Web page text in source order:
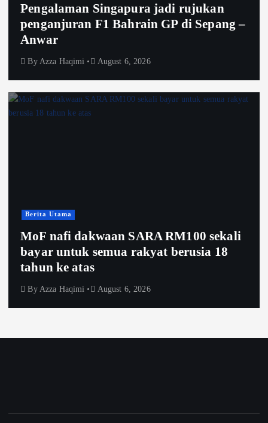
Pengalaman Singapura jadi rujukan
penganjuran F1 Bahrain GP di Sepang –
Anwar
By Azza Haqimi August 6, 2026
Berita Utama
MoF nafi dakwaan SARA RM100 sekali
bayar untuk semua rakyat berusia 18
tahun ke atas
By Azza Haqimi August 6, 2026